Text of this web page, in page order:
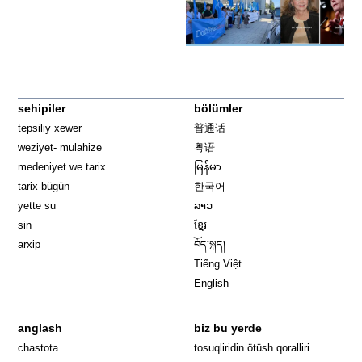
sehipiler
tepsiliy xewer
weziyet- mulahize
medeniyet we tarix
tarix-bügün
yette su
sin
arxip
bölümler
普通话
粤语
မြန်မာ
한국어
ລາວ
ខ្មែរ
བོད་སྐད།
Tiếng Việt
English
anglash
chastota
biz bu yerde
tosuqliridin ötüsh qoralliri